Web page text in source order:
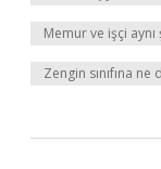
Memur ve işçi aynı
Zengin sınıfına ne